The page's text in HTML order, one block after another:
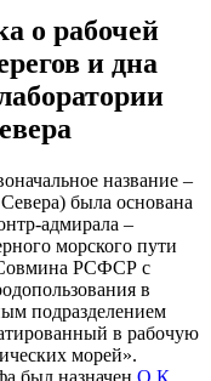
о рабочей
и дна
название –
была основана
адмирала –
морского пути
РСФСР с
в
подразделением
в рабочую
морей».
был назначен О.К.